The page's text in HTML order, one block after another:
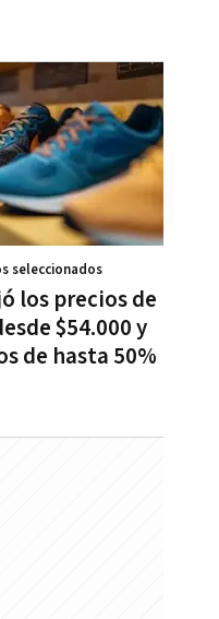
los precios de
$54.000 y
de hasta 50%
seleccionados